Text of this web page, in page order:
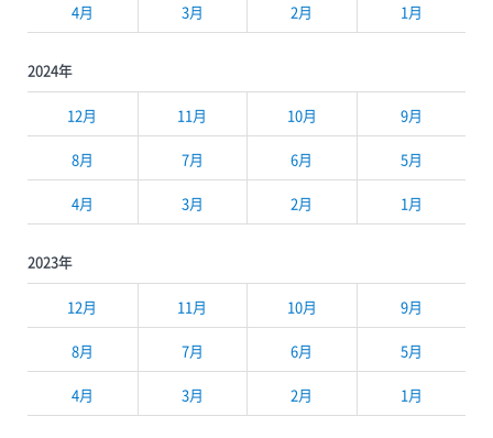
4月 3月 2月 1月
2024年
12月 11月 10月 9月
8月 7月 6月 5月
4月 3月 2月 1月
2023年
12月 11月 10月 9月
8月 7月 6月 5月
4月 3月 2月 1月